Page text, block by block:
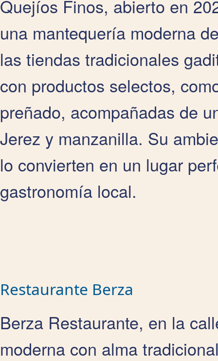
Quejíos Finos, abierto en
una mantequería moderna
las tiendas tradicionales
con productos selectos,
preñado, acompañadas de
Jerez y manzanilla. Su
lo convierten en un lugar
gastronomía local.
Restaurante Berza
Berza Restaurante, en la
moderna con alma